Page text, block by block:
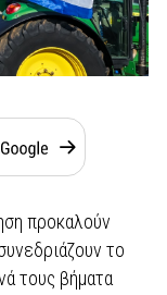
προκαλούν
το
τους βήματα